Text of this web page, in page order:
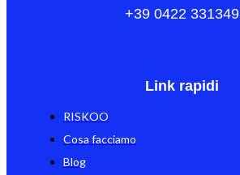
+39 0422 331349
Link rapidi
RISKOO
Cosa facciamo
Blog